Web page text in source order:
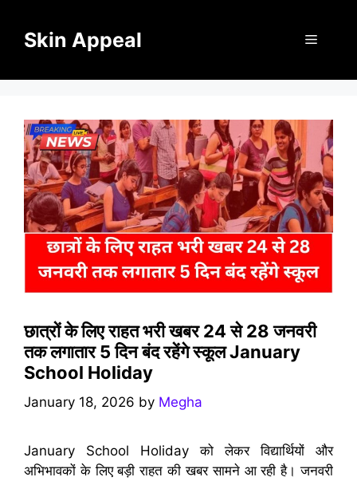
contentSkin Appeal Menu
छात्रों के लिए राहत भरी खबर 24 से 28 जनवरी
तक लगातार 5 दिन बंद रहेंगे स्कूल January
School Holiday
January 18, 2026 by Megha
January School Holiday को लेकर विद्यार्थियों और
अभिभावकों के लिए बड़ी राहत की खबर सामने आ रही है। जनवरी